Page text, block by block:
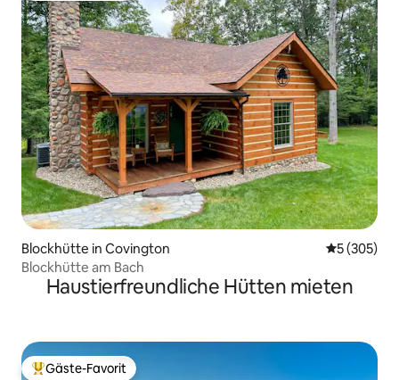
Blockhütte in Covington
5 (305)
Blockhütte am Bach
Haustierfreundliche Hütten mieten
Beliebter Gäste-Favorit.
Gäste-Favorit